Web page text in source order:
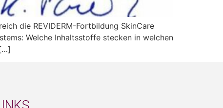
die REVIDERM-Fortbildung SkinCare
Welche Inhaltsstoffe stecken in welchen